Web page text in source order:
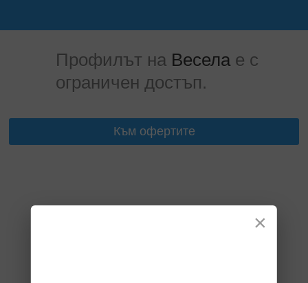
Профилът на Весела е с
ограничен достъп.
Към офертите
×